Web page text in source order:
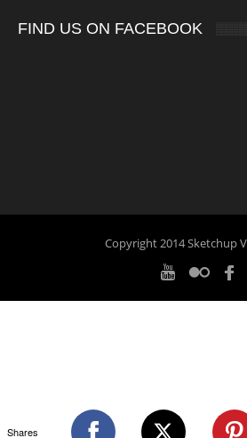
FIND US ON FACEBOOK
Copyright 2014 Sketchup
Shares